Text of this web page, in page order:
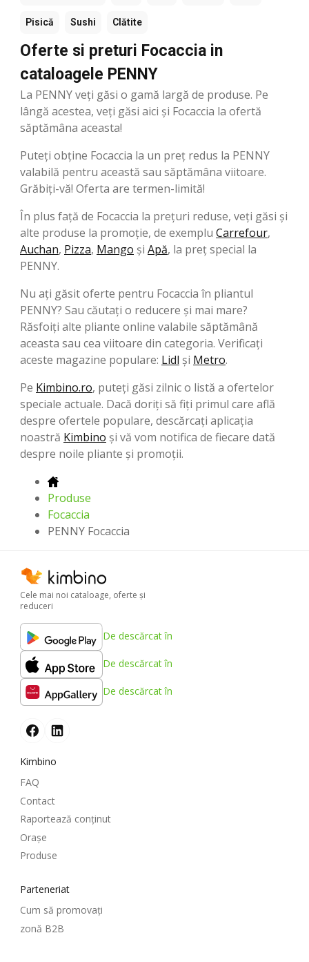
Pisică Sushi Clătite
Oferte si preturi Focaccia in
cataloagele PENNY
La PENNY veți găsi o gamă largă de produse. Pe
lângă acestea, veți găsi aici și Focaccia la ofertă
săptămâna aceasta!
Puteți obține Focaccia la un preț redus la PENNY
valabilă pentru această sau săptămâna viitoare.
Grăbiți-vă! Oferta are termen-limită!
În plus față de Focaccia la prețuri reduse, veți găsi și
alte produse la promoție, de exemplu Carrefour,
Auchan, Pizza, Mango şi Apă, la preț special la
PENNY.
Nu ați găsit oferte pentru Focaccia în pliantul
PENNY? Sau căutați o reducere și mai mare?
Răsfoiți alte pliante online valabile săptămână
aceasta sau cea viitoare din categoria. Verificați
aceste magazine populare: Lidl şi Metro.
Pe Kimbino.ro, puteți găsi zilnic o listă a ofertelor
speciale actuale. Dacă doriți să fiți primul care află
despre ofertele populare, descărcați aplicația
noastră Kimbino și vă vom notifica de fiecare dată
despre noile pliante și promoții.
Produse
Focaccia
PENNY Focaccia
Cele mai noi cataloage, oferte şi
reduceri
De descărcat în
De descărcat în
De descărcat în
Kimbino
FAQ
Contact
Raportează conținut
Oraşe
Produse
Parteneriat
Cum să promovați
zonă B2B